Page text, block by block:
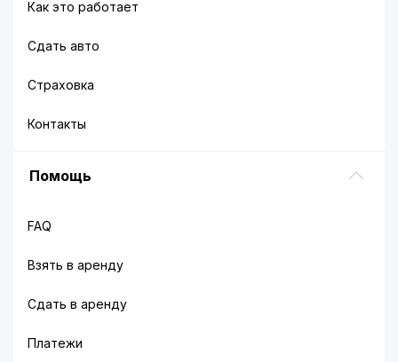
Как это работает
Сдать авто
Страховка
Контакты
Помощь
FAQ
Взять в аренду
Сдать в аренду
Платежи